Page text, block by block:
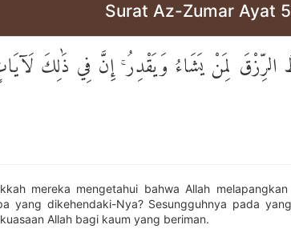
Surat Az-Zumar Ayat
الرِّزْقَ لِمَنْ يَشَاءُ وَيَقْدِرُ ۚ إِنَّ فِي ذَٰلِكَ
mereka mengetahui bahwa Allah
yang dikehendaki-Nya? Sesungguhnya pada
Allah bagi kaum yang beriman.